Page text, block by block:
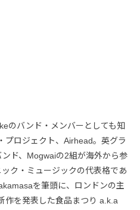
のバンド・メンバーとしても知
プロジェクト、Airhead。英グラ
ド、Mogwaiの2組が海外から参
ク・ミュージックの代表格であ
を筆頭に、ロンドンの主
作を発表した食品まつり a.k.a